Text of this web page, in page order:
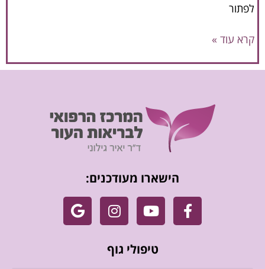
לפתור
קרא עוד »
הישארו מעודכנים:
טיפולי גוף